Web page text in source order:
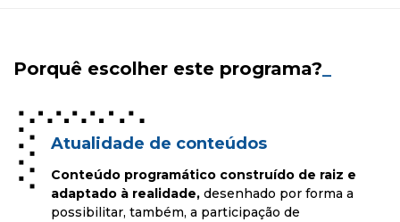
Porquê escolher este programa?
Atualidade de conteúdos
Conteúdo programático construído de raiz e
adaptado à realidade, desenhado por forma a
possibilitar, também, a participação de